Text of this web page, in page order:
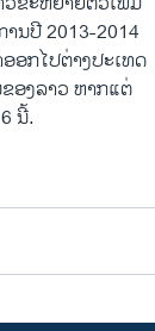
ນປີ 2013-2014
ອກໄປຕ່າງປະເທດ
ອງລາວ ຫາກແຕ່
ນີ້.